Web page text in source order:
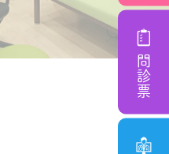
問診票